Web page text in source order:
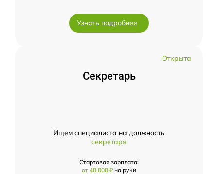
Узнать подробнее
Открыта
Секретарь
Ищем специалиста на должность
секретаря
Стартовая зарплата:
от 40 000 ₽ на руки